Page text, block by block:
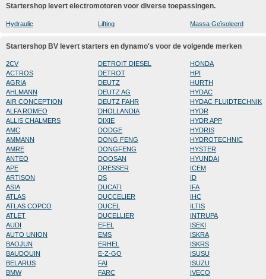
Startershop levert electromotoren voor diverse toepassingen.
Hydraulic Lifting Massa Geïsoleerd
Startershop BV levert starters en dynamo's voor de volgende merken
2CV
ACTROS
AGRIA
AHLMANN
AIR CONCEPTION
ALFA ROMEO
ALLIS CHALMERS
AMC
AMMANN
AMRE
ANTEO
APE
ARTISON
ASIA
ATLAS
ATLAS COPCO
ATLET
AUDI
AUTO UNION
BAOJUN
BAUDOUIN
BELARUS
BMW
DETROIT DIESEL
DETROT
DEUTZ
DEUTZ AG
DEUTZ FAHR
DHOLLANDIA
DIXIE
DODGE
DONG FENG
DONGFENG
DOOSAN
DRESSER
DS
DUCATI
DUCCELIER
DUCEL
DUCELLIER
EFEL
EMS
ERHEL
E-Z-GO
FAI
FARC
HONDA
HPI
HURTH
HYDAC
HYDAC FLUIDTECHNIK
HYDR
HYDR APP
HYDRIS
HYDROTECHNIC
HYSTER
HYUNDAI
ICEM
ID
IFA
IHC
ILTIS
INTRUPA
ISEKI
ISKRA
ISKRS
ISUSU
ISUZU
IVECO